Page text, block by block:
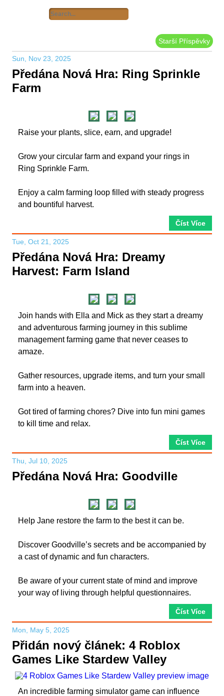
Starší Příspěvky
Sun, Nov 23, 2025
Předána Nová Hra: Ring Sprinkle
Farm
Raise your plants, slice, earn, and upgrade!
Grow your circular farm and expand your rings in
Ring Sprinkle Farm.
Enjoy a calm farming loop filled with steady progress
and bountiful harvest.
Číst Více
Tue, Oct 21, 2025
Předána Nová Hra: Dreamy
Harvest: Farm Island
Join hands with Ella and Mick as they start a dreamy
and adventurous farming journey in this sublime
management farming game that never ceases to
amaze.
Gather resources, upgrade items, and turn your small
farm into a heaven.
Got tired of farming chores? Dive into fun mini games
to kill time and relax.
Číst Více
Thu, Jul 10, 2025
Předána Nová Hra: Goodville
Help Jane restore the farm to the best it can be.
Discover Goodville’s secrets and be accompanied by
a cast of dynamic and fun characters.
Be aware of your current state of mind and improve
your way of living through helpful questionnaires.
Číst Více
Mon, May 5, 2025
Přidán nový článek: 4 Roblox
Games Like Stardew Valley
An incredible farming simulator game can influence